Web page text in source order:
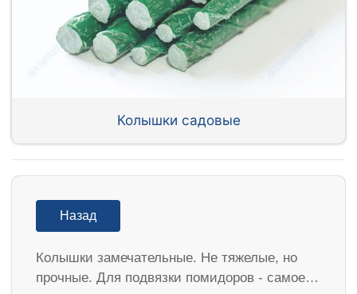
Колышки садовые
Назад
Колышки замечательные. Не тяжелые, но
прочные. Для подвязки помидоров - самое…